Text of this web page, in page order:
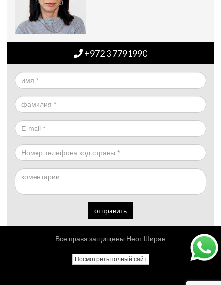
+972 3 7791990
отправить
Все права защищены Неот Ширан
Посмотреть полный сайт